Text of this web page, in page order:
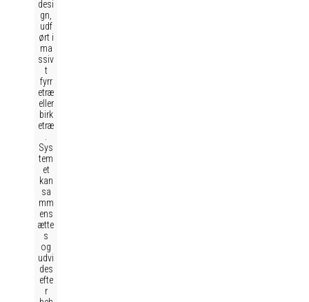
desi
gn,
udf
ørt i
ma
ssiv
t
fyrr
etræ
eller
birk
etræ
Sys
tem
et
kan
sa
mm
ens
ætte
s
og
udvi
des
efte
r